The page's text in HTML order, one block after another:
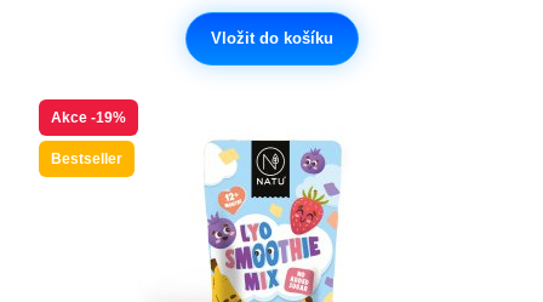
Vložit do košíku
Akce -19%
Bestseller